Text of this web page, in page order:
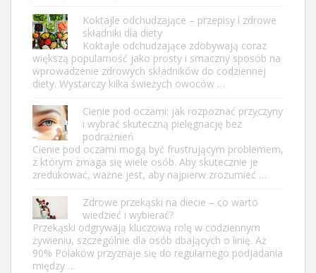
Koktajle odchudzające – przepisy i zdrowe
składniki dla diety
Koktajle odchudzające zdobywają coraz
większą popularność jako prosty i smaczny sposób na
wprowadzenie zdrowych składników do codziennej
diety. Wystarczy kilka świeżych owoców …
Cienie pod oczami: jak rozpoznać przyczyny
i wybrać skuteczną pielęgnację bez
podrażnień
Cienie pod oczami mogą być frustrującym problemem,
z którym zmaga się wiele osób. Aby skutecznie je
zredukować, ważne jest, aby najpierw zrozumieć …
Zdrowe przekąski na diecie – co warto
wiedzieć i wybierać?
Przekąski odgrywają kluczową rolę w codziennym
żywieniu, szczególnie dla osób dbających o linię. Aż
90% Polaków przyznaje się do regularnego podjadania
między …